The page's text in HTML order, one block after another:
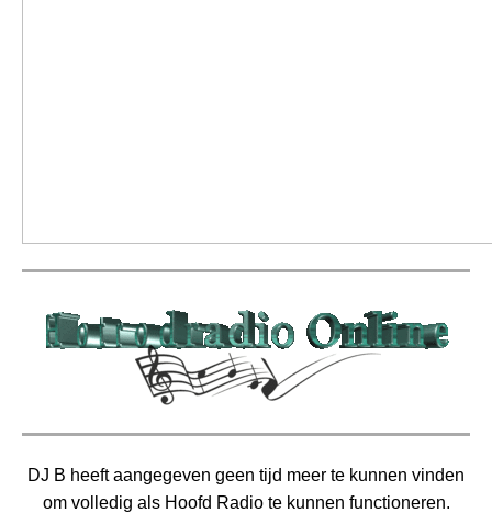
DJ B heeft aangegeven geen tijd meer te kunnen vinden
om volledig als Hoofd Radio te kunnen functioneren.